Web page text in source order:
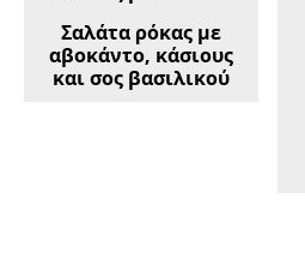
Σαλάτα ρόκας με
αβοκάντο, κάσιους
και σος βασιλικού